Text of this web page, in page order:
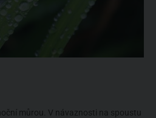
můrou. V návaznosti na spoustu